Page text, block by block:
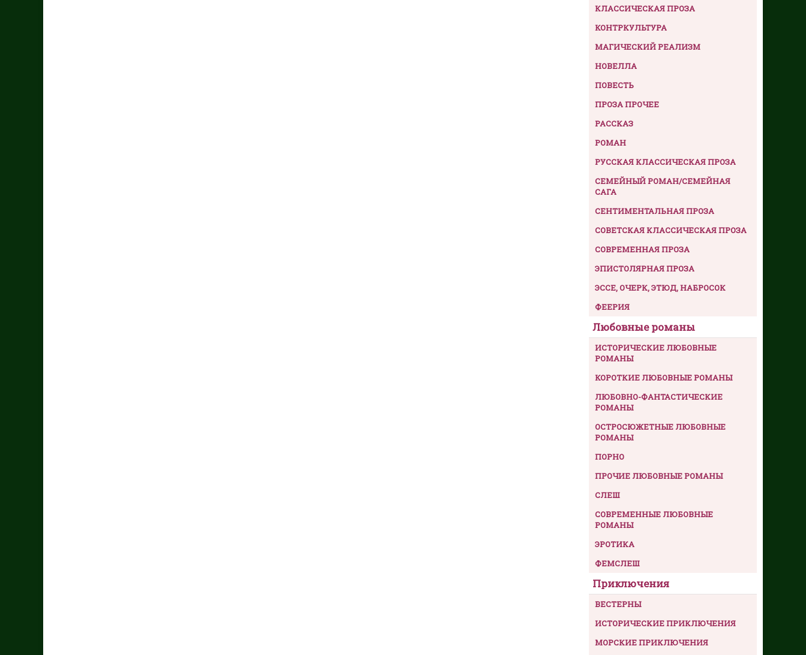
КЛАССИЧЕСКАЯ ПРОЗА
КОНТРКУЛЬТУРА
МАГИЧЕСКИЙ РЕАЛИЗМ
НОВЕЛЛА
ПОВЕСТЬ
ПРОЗА ПРОЧЕЕ
РАССКАЗ
РОМАН
РУССКАЯ КЛАССИЧЕСКАЯ ПРОЗА
СЕМЕЙНЫЙ РОМАН/СЕМЕЙНАЯ
САГА
СЕНТИМЕНТАЛЬНАЯ ПРОЗА
СОВЕТСКАЯ КЛАССИЧЕСКАЯ ПРОЗА
СОВРЕМЕННАЯ ПРОЗА
ЭПИСТОЛЯРНАЯ ПРОЗА
ЭССЕ, ОЧЕРК, ЭТЮД, НАБРОСОК
ФЕЕРИЯ
Любовные романы
ИСТОРИЧЕСКИЕ ЛЮБОВНЫЕ
РОМАНЫ
КОРОТКИЕ ЛЮБОВНЫЕ РОМАНЫ
ЛЮБОВНО-ФАНТАСТИЧЕСКИЕ
РОМАНЫ
ОСТРОСЮЖЕТНЫЕ ЛЮБОВНЫЕ
РОМАНЫ
ПОРНО
ПРОЧИЕ ЛЮБОВНЫЕ РОМАНЫ
СЛЕШ
СОВРЕМЕННЫЕ ЛЮБОВНЫЕ
РОМАНЫ
ЭРОТИКА
ФЕМСЛЕШ
Приключения
ВЕСТЕРНЫ
ИСТОРИЧЕСКИЕ ПРИКЛЮЧЕНИЯ
МОРСКИЕ ПРИКЛЮЧЕНИЯ